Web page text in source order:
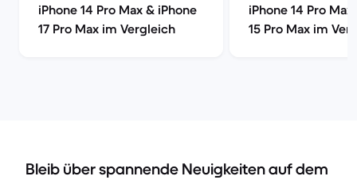
iPhone 14 Pro Max & iPhone
17 Pro Max im Vergleich
iPhone 14 Pro
15 Pro Max im
Bleib über spannende Neuigkeiten auf dem